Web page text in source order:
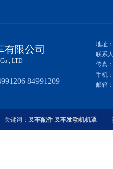
有限公司
LTD
84991209
地址
联系
传真
手机
邮箱
关键词： 叉车配件 叉车发动机机罩